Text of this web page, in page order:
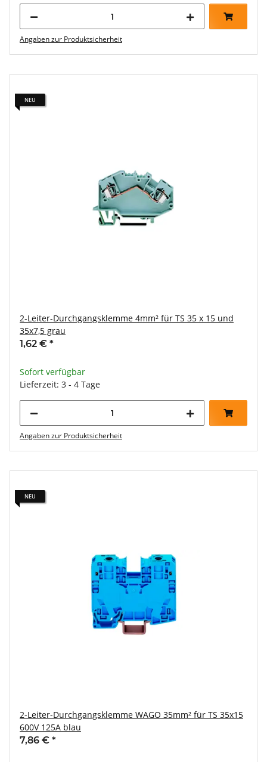
Angaben zur Produktsicherheit
NEU
2-Leiter-Durchgangsklemme 4mm² für TS 35 x 15 und
35x7,5 grau
1,62 € *
Sofort verfügbar
Lieferzeit: 3 - 4 Tage
Angaben zur Produktsicherheit
NEU
2-Leiter-Durchgangsklemme WAGO 35mm² für TS 35x15
600V 125A blau
7,86 € *